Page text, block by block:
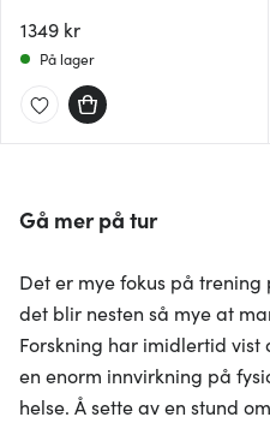
1349 kr
På lager
Gå mer på tur
Det er mye fokus på
det blir nesten så mye at
Forskning har imidlertid
en enorm innvirkning på
helse. Å sette av en stund